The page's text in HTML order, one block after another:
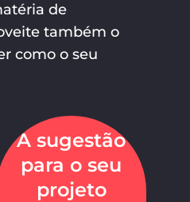
de
também o
como o seu
A sugestão
para o seu
projeto